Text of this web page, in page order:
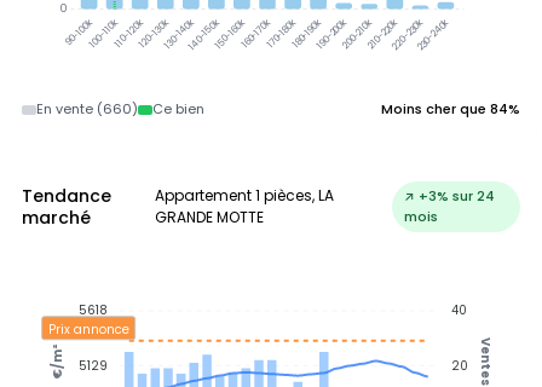
90-100k100-110k110-120k120-130k130-140k140-150k150-160k160-170k170-180k180-190k190-200k200-210k210-220k220-230k230-240k
0
En vente (660) Ce bien Moins cher que 84%
Tendance
marché
Appartement 1 pièces, LA
GRANDE MOTTE
↗ +3% sur 24
mois
Prix annonce
40
20 Ventes
5618
5129
€/m²